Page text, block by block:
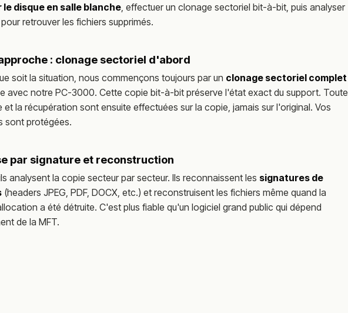
disque en salle blanche, effectuer un clonage sectoriel bit-à-bit, puis analyser
retrouver les fichiers supprimés.
: clonage sectoriel d'abord
soit la situation, nous commençons toujours par un clonage sectoriel complet
avec notre PC-3000. Cette copie bit-à-bit préserve l'état exact du support. Toute
et la récupération sont ensuite effectuées sur la copie, jamais sur l'original. Vos
sont protégées.
par signature et reconstruction
analysent la copie secteur par secteur. Ils reconnaissent les signatures de
(headers JPEG, PDF, DOCX, etc.) et reconstruisent les fichiers même quand la
a été détruite. C'est plus fiable qu'un logiciel grand public qui dépend
de la MFT.